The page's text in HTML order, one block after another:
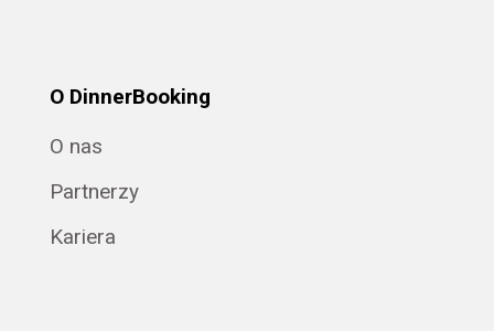
O DinnerBooking
O nas
Partnerzy
Kariera